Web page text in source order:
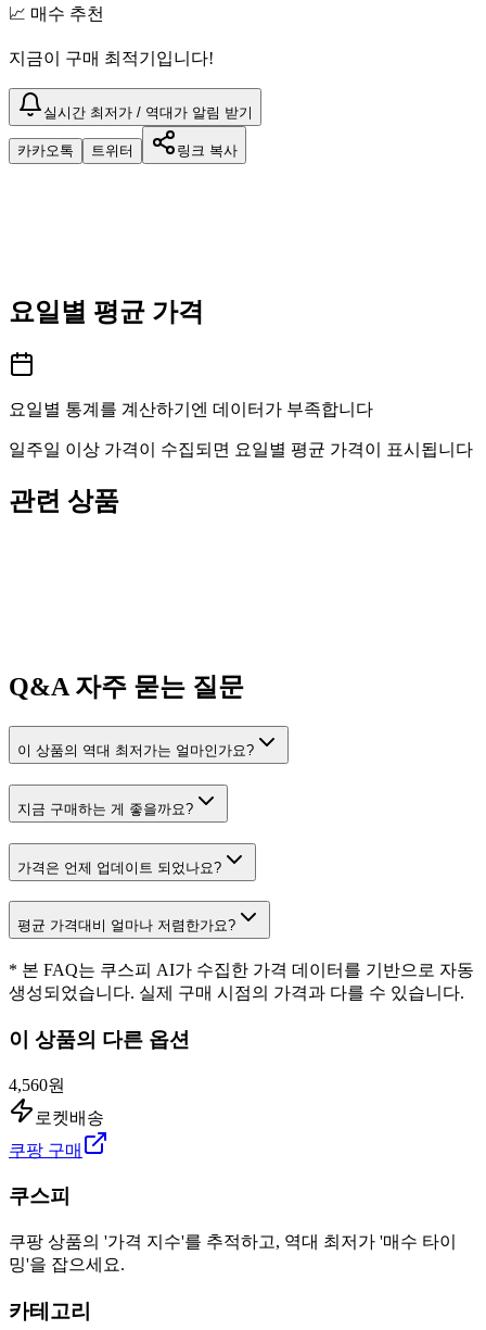
📈 매수 추천
지금이 구매 최적기입니다!
실시간 최저가 / 역대가 알림 받기
카카오톡 트위터 링크 복사
요일별 평균 가격
요일별 통계를 계산하기엔 데이터가 부족합니다
일주일 이상 가격이 수집되면 요일별 평균 가격이 표시됩니다
관련 상품
Q&A자주 묻는 질문
이 상품의 역대 최저가는 얼마인가요?
지금 구매하는 게 좋을까요?
가격은 언제 업데이트 되었나요?
평균 가격대비 얼마나 저렴한가요?
* 본 FAQ는 쿠스피 AI가 수집한 가격 데이터를 기반으로 자동
생성되었습니다. 실제 구매 시점의 가격과 다를 수 있습니다.
이 상품의 다른 옵션
4,560원
로켓배송
쿠팡 구매
쿠스피
쿠팡 상품의 '가격 지수'를 추적하고, 역대 최저가 '매수 타이
밍'을 잡으세요.
카테고리